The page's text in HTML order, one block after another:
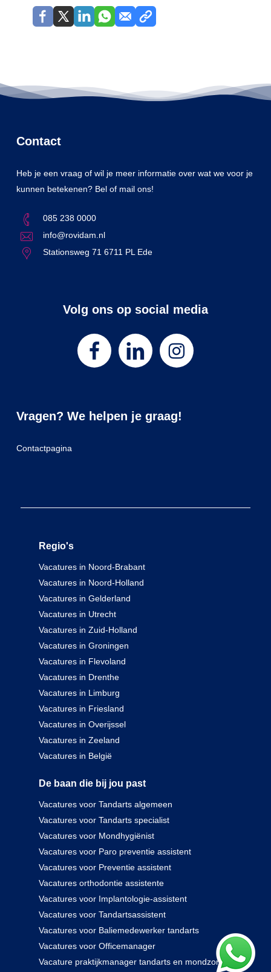
Contact
Heb je een vraag of wil je meer informatie over wat we voor je
kunnen betekenen? Bel of mail ons!
085 238 0000
info@rovidam.nl
Stationsweg 71 6711 PL Ede
Volg ons op social media
Vragen? We helpen je graag!
Contactpagina
Regio's
Vacatures in Noord-Brabant
Vacatures in Noord-Holland
Vacatures in Gelderland
Vacatures in Utrecht
Vacatures in Zuid-Holland
Vacatures in Groningen
Vacatures in Flevoland
Vacatures in Drenthe
Vacatures in Limburg
Vacatures in Friesland
Vacatures in Overijssel
Vacatures in Zeeland
Vacatures in België
De baan die bij jou past
Vacatures voor Tandarts algemeen
Vacatures voor Tandarts specialist
Vacatures voor Mondhygiënist
Vacatures voor Paro preventie assistent
Vacatures voor Preventie assistent
Vacatures orthodontie assistente
Vacatures voor Implantologie-assistent
Vacatures voor Tandartsassistent
Vacatures voor Baliemedewerker tandarts
Vacatures voor Officemanager
Vacature praktijkmanager tandarts en mondzorg